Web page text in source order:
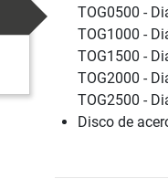
TOG0500 -
TOG1000 -
TOG1500 -
TOG2000 -
TOG2500 -
Disco de